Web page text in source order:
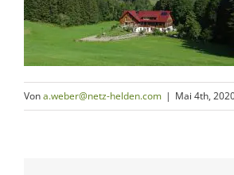
Vona.weber@netz-helden.com | Mai 4th,